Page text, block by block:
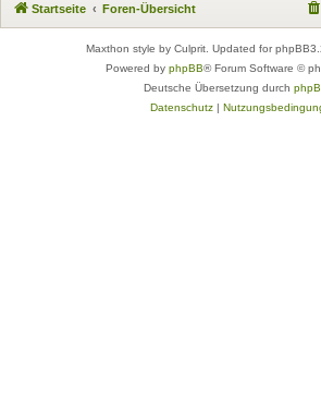
Startseite Foren-Übersicht
Maxthon style by Culprit. Updated for
Powered by phpBB® Forum Software ©
Deutsche Übersetzung durch
Datenschutz|